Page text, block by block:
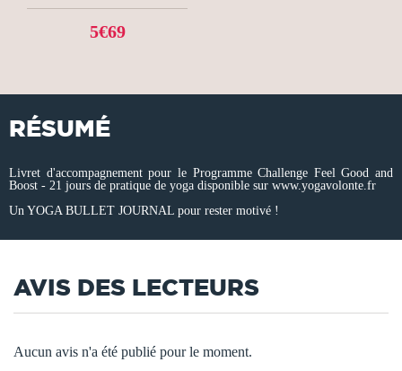
5€69
RÉSUMÉ
Livret d'accompagnement pour le Programme Challenge Feel Good and
Boost - 21 jours de pratique de yoga disponible sur www.yogavolonte.fr
Un YOGA BULLET JOURNAL pour rester motivé !
AVIS DES LECTEURS
Aucun avis n'a été publié pour le moment.